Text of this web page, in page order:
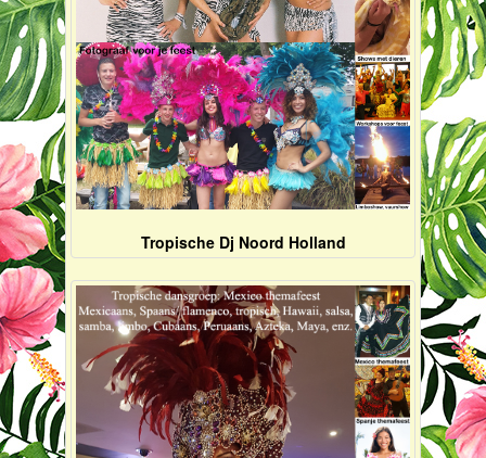
Tropische Dj Noord Holland